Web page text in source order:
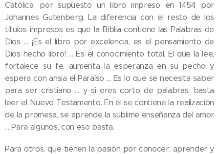
Católica, por supuesto un libro impreso en 1454 por
Johannes Gutenberg. La diferencia con el resto de los
títulos impresos es que la Biblia contiene las Palabras de
Dios … ¡Es el libro por excelencia, es el pensamiento de
Dios hecho libro! … Es el conocimiento total. El que la lee,
fortalece su fe, aumenta la esperanza en su pecho y
espera con ansia el Paraíso … Es lo que se necesita saber
para ser cristiano … y si eres corto de palabras, basta
leer el Nuevo Testamento. En él se contiene la realización
de la promesa, se aprende la sublime enseñanza del amor
… Para algunos, con eso basta.
Para otros, que tienen la pasión por conocer, aprender y